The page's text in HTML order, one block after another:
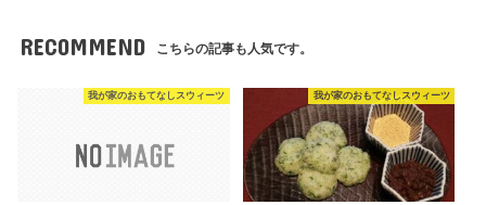
RECOMMEND こちらの記事も人気です。
我が家のおもてなしスウィーツ 我が家のおもてなしスウィーツ